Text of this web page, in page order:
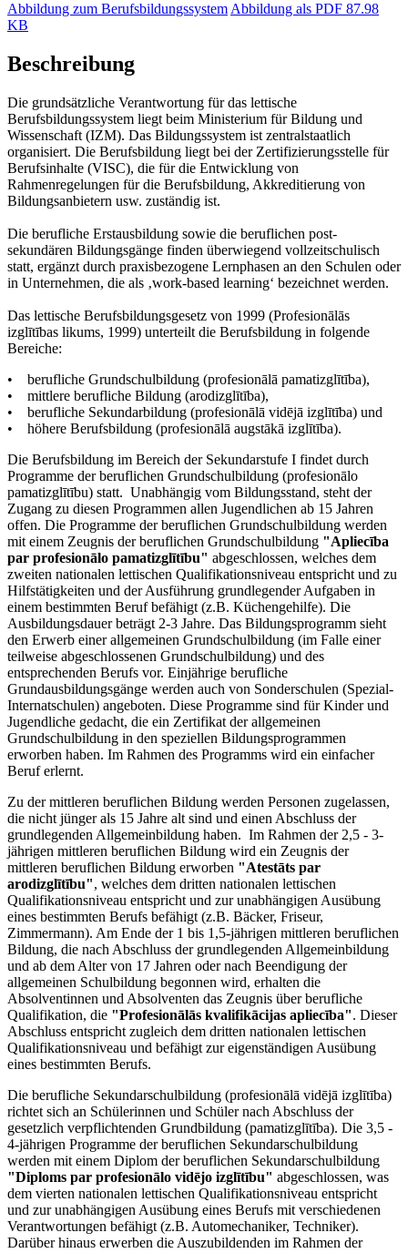
Abbildung zum Berufsbildungssystem Abbildung als PDF 87.98
KB
Beschreibung
Die grundsätzliche Verantwortung für das lettische
Berufsbildungssystem liegt beim Ministerium für Bildung und
Wissenschaft (IZM). Das Bildungssystem ist zentralstaatlich
organisiert. Die Berufsbildung liegt bei der Zertifizierungsstelle für
Berufsinhalte (VISC), die für die Entwicklung von
Rahmenregelungen für die Berufsbildung, Akkreditierung von
Bildungsanbietern usw. zuständig ist.
Die berufliche Erstausbildung sowie die beruflichen post-
sekundären Bildungsgänge finden überwiegend vollzeitschulisch
statt, ergänzt durch praxisbezogene Lernphasen an den Schulen oder
in Unternehmen, die als ‚work-based learning‘ bezeichnet werden.
Das lettische Berufsbildungsgesetz von 1999 (Profesionālās
izglītības likums, 1999) unterteilt die Berufsbildung in folgende
Bereiche:
• berufliche Grundschulbildung (profesionālā pamatizglītība),
• mittlere berufliche Bildung (arodizglītība),
• berufliche Sekundarbildung (profesionālā vidējā izglītība) und
• höhere Berufsbildung (profesionālā augstākā izglītība).
Die Berufsbildung im Bereich der Sekundarstufe I findet durch
Programme der beruflichen Grundschulbildung (profesionālo
pamatizglītību) statt. Unabhängig vom Bildungsstand, steht der
Zugang zu diesen Programmen allen Jugendlichen ab 15 Jahren
offen. Die Programme der beruflichen Grundschulbildung werden
mit einem Zeugnis der beruflichen Grundschulbildung "Apliecība
par profesionālo pamatizglītību" abgeschlossen, welches dem
zweiten nationalen lettischen Qualifikationsniveau entspricht und zu
Hilfstätigkeiten und der Ausführung grundlegender Aufgaben in
einem bestimmten Beruf befähigt (z.B. Küchengehilfe). Die
Ausbildungsdauer beträgt 2-3 Jahre. Das Bildungsprogramm sieht
den Erwerb einer allgemeinen Grundschulbildung (im Falle einer
teilweise abgeschlossenen Grundschulbildung) und des
entsprechenden Berufs vor. Einjährige berufliche
Grundausbildungsgänge werden auch von Sonderschulen (Spezial-
Internatschulen) angeboten. Diese Programme sind für Kinder und
Jugendliche gedacht, die ein Zertifikat der allgemeinen
Grundschulbildung in den speziellen Bildungsprogrammen
erworben haben. Im Rahmen des Programms wird ein einfacher
Beruf erlernt.
Zu der mittleren beruflichen Bildung werden Personen zugelassen,
die nicht jünger als 15 Jahre alt sind und einen Abschluss der
grundlegenden Allgemeinbildung haben. Im Rahmen der 2,5 - 3-
jährigen mittleren beruflichen Bildung wird ein Zeugnis der
mittleren beruflichen Bildung erworben "Atestāts par
arodizglītību", welches dem dritten nationalen lettischen
Qualifikationsniveau entspricht und zur unabhängigen Ausübung
eines bestimmten Berufs befähigt (z.B. Bäcker, Friseur,
Zimmermann). Am Ende der 1 bis 1,5-jährigen mittleren beruflichen
Bildung, die nach Abschluss der grundlegenden Allgemeinbildung
und ab dem Alter von 17 Jahren oder nach Beendigung der
allgemeinen Schulbildung begonnen wird, erhalten die
Absolventinnen und Absolventen das Zeugnis über berufliche
Qualifikation, die "Profesionālās kvalifikācijas apliecība". Dieser
Abschluss entspricht zugleich dem dritten nationalen lettischen
Qualifikationsniveau und befähigt zur eigenständigen Ausübung
eines bestimmten Berufs.
Die berufliche Sekundarschulbildung (profesionālā vidējā izglītība)
richtet sich an Schülerinnen und Schüler nach Abschluss der
gesetzlich verpflichtenden Grundbildung (pamatizglītība). Die 3,5 -
4-jährigen Programme der beruflichen Sekundarschulbildung
werden mit einem Diplom der beruflichen Sekundarschulbildung
"Diploms par profesionālo vidējo izglītību" abgeschlossen, was
dem vierten nationalen lettischen Qualifikationsniveau entspricht
und zur unabhängigen Ausübung eines Berufs mit verschiedenen
Verantwortungen befähigt (z.B. Automechaniker, Techniker).
Darüber hinaus erwerben die Auszubildenden im Rahmen der